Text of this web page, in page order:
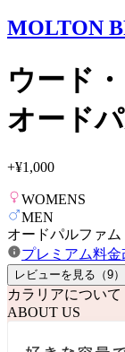
MOLTON
ウード
オード
+¥1,000
WOMENS
MEN
オードパルファム
プレミアム料
レビューを見る（9）
カラリアについて
ABOUT US